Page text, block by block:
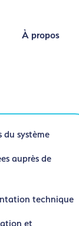
À propos
À propos
du système
auprès de
technique
et